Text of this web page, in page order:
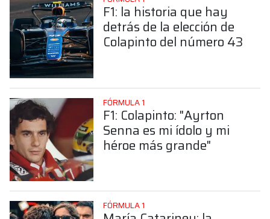
F1: la historia que hay
detrás de la elección de
Colapinto del número 43
FÓRMULA 1
F1: Colapinto: "Ayrton
Senna es mi ídolo y mi
héroe más grande"
FÓRMULA 1